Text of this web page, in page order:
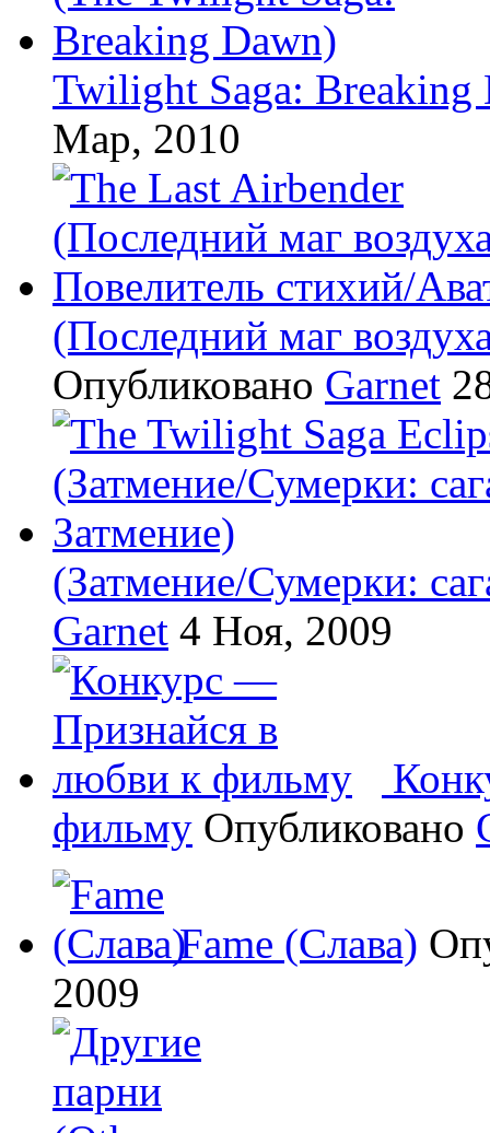
Twilight Saga: Breaking
Мар, 2010
(Последний маг
Опубликовано Garnet
(Затмение/Сумерки:
Garnet 4 Ноя, 2009
фильму Опубликовано
Fame (Слава)
2009